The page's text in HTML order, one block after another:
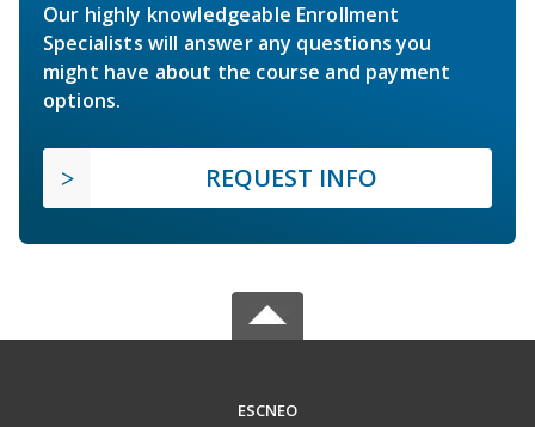
Our highly knowledgeable Enrollment
Specialists will answer any questions you
might have about the course and payment
options.
REQUEST INFO
ESCNEO